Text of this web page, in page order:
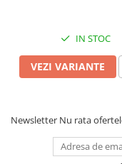
IN STOC
VEZI VARIANTE
Newsletter Nu rata